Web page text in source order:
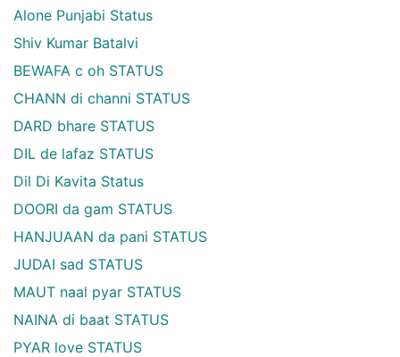
Alone Punjabi Status
Shiv Kumar Batalvi
BEWAFA c oh STATUS
CHANN di channi STATUS
DARD bhare STATUS
DIL de lafaz STATUS
Dil Di Kavita Status
DOORI da gam STATUS
HANJUAAN da pani STATUS
JUDAI sad STATUS
MAUT naal pyar STATUS
NAINA di baat STATUS
PYAR love STATUS